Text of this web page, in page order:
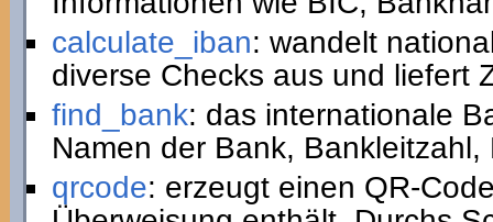
calculate_iban: wandelt
diverse Checks aus und liefert
find_bank: das internationale
Namen der Bank,
qrcode: erzeugt einen QR-